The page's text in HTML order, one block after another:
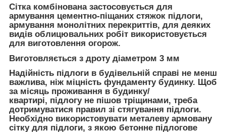
Сітка комбінована застосовується для
армування цементно-піщаних стяжок підлоги,
армування монолітних перекриттів, для деяких
видів облицювальних робіт використовується
для виготовлення огорож.
Виготовляється з дроту діаметром 3 мм
Надійність підлоги в будівельній справі не менш
важлива, ніж міцність фундаменту будинку. Щоб
за місяць проживання в будинку/
квартирі, підлогу не пішов тріщинами, треба
дотримуватися правил зі стягування підлоги.
Необхідно використовувати металеву армовану
сітку для підлоги, з якою бетонне підлогове